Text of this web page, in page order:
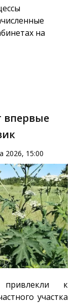
на
впервые
2026, 15:00
к
участка